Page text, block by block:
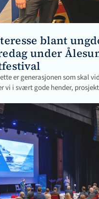
blant
under
vi i svært gode hender,